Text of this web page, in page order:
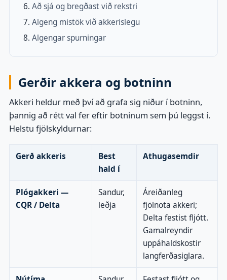
Að sjá og bregðast við rekstri
Algeng mistök við akkerislegu
Algengar spurningar
Gerðir akkera og botninn
Akkeri heldur með því að grafa sig niður í botninn,
þannig að rétt val fer eftir botninum sem þú leggst í.
Helstu fjölskyldurnar:
Gerð akkeris
Best
hald í
Athugasemdir
Plógakkeri —
CQR / Delta
Sandur,
leðja
Áreiðanleg
fjölnota akkeri;
Delta festist fljótt.
Gamalreyndir
uppáhaldskostir
langferðasiglara.